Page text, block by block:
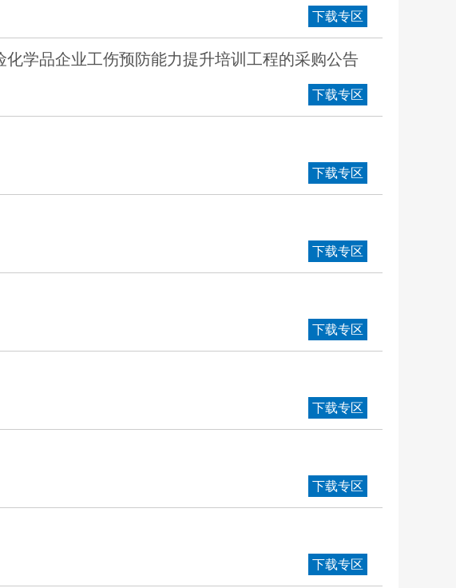
下载专区
学品企业工伤预防能力提升培训工程的采购公告
下载专区
下载专区
下载专区
下载专区
下载专区
下载专区
下载专区